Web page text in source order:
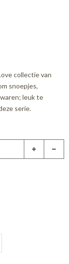
collectie van
snoepjes,
leuk te
serie.